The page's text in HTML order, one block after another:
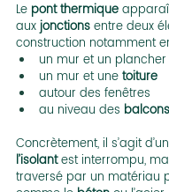
Le pont thermique
aux jonctions entre deux
construction notamment
un mur et un plancher
un mur et une toiture
autour des fenêtres
au niveau des balcons
Concrètement, il s’agit
l’isolant est interrompu,
traversé par un matériau